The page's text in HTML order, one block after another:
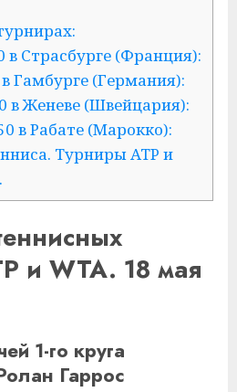
в Страсбурге (Франция):
Гамбурге (Германия):
в Женеве (Швейцария):
в Рабате (Марокко):
Турниры ATP и
и WTA. 18 мая
1-го круга
Гаррос